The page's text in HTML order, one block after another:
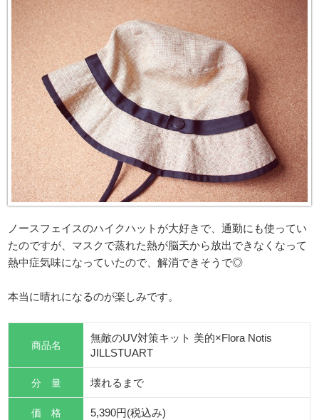
ノースフェイスのハイクハットが大好きで、通勤にも使ってい
たのですが、マスクで蒸れた熱が脳天から放出できなくなって
熱中症気味になっていたので、解消できそうで◎
本当に晴れになるのが楽しみです。
商品名
無敵のUV対策キット 美的×Flora Notis
JILLSTUART
分 量 壊れるまで
価 格 5,390円(税込み)